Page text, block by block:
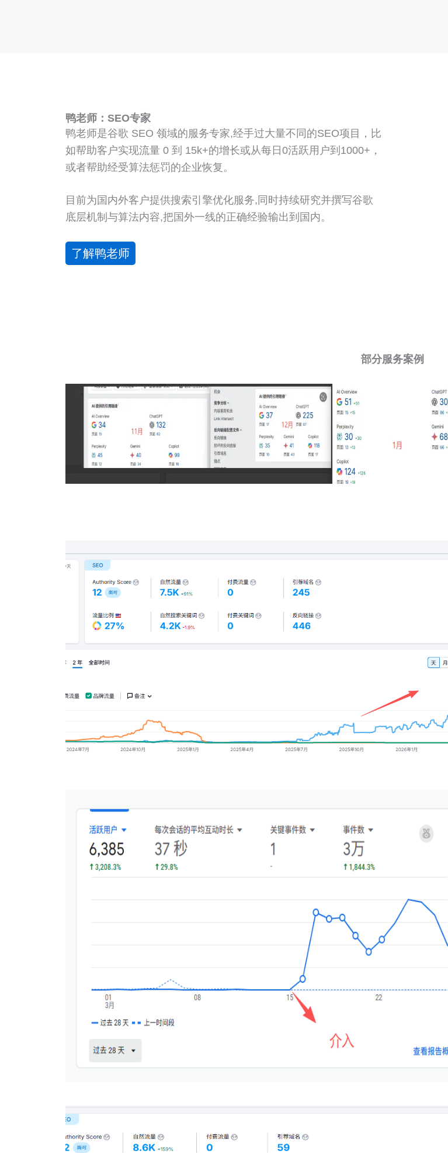
鸭老师：SEO专家
鸭老师是谷歌 SEO 领域的服务专家,经手过大量不同的SEO项目，比
如帮助客户实现流量 0 到 15k+的增长或从每日0活跃用户到1000+，
或者帮助经受算法惩罚的企业恢复。
目前为国内外客户提供搜索引擎优化服务,同时持续研究并撰写谷歌
底层机制与算法内容,把国外一线的正确经验输出到国内。
了解鸭老师
部分服务案例